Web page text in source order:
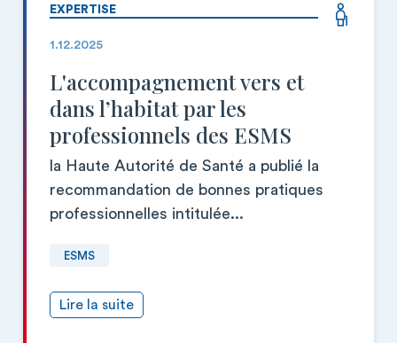
EXPERTISE
1.12.2025
L'accompagnement vers et
dans l’habitat par les
professionnels des ESMS
la Haute Autorité de Santé a publié la
recommandation de bonnes pratiques
professionnelles intitulée...
ESMS
Lire la suite